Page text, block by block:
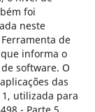
foi
neste
de
informa o
software. O
das
utilizada para